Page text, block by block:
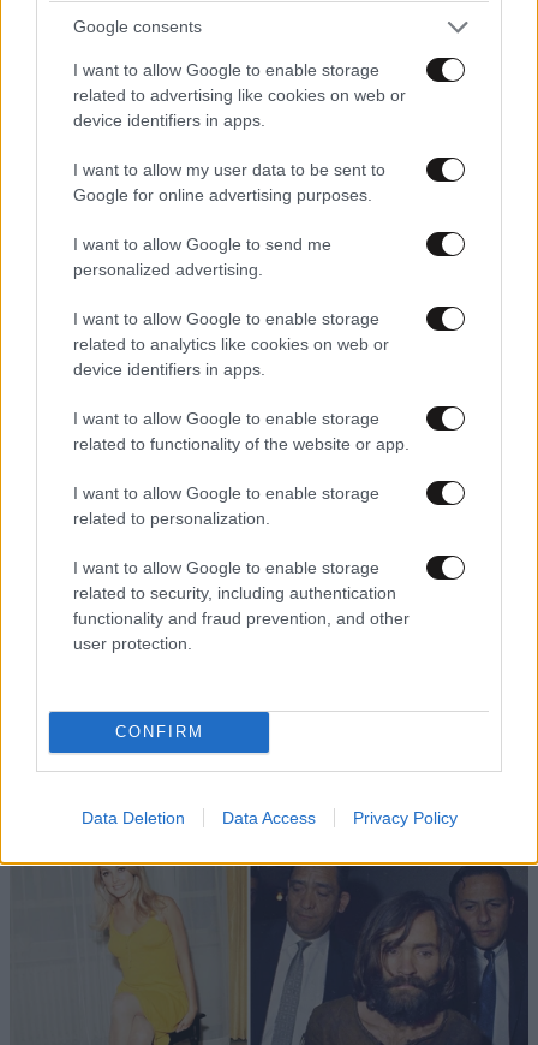
Google consents
I want to allow Google to enable storage
related to advertising like cookies on web or
device identifiers in apps.
I want to allow my user data to be sent to
Google for online advertising purposes.
I want to allow Google to send me
personalized advertising.
I want to allow Google to enable storage
related to analytics like cookies on web or
device identifiers in apps.
I want to allow Google to enable storage
related to functionality of the website or app.
I want to allow Google to enable storage
related to personalization.
I want to allow Google to enable storage
related to security, including authentication
functionality and fraud prevention, and other
user protection.
CONFIRM
Data Deletion Data Access Privacy Policy
σχέση που θυμίζει σενάριο ταινίας και μετρά
πάνω από τέσσερα χρόνια